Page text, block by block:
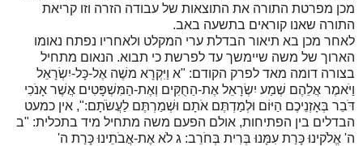
מכן מפרטת התורה את התוצאות של עבודה הזרה וזו קריאת
התורה שאנו קוראים בתשעה באב.
לאחר מכן בא תיאור הבדלת ערי המקלט ולאחריו נפתח נאומו
הארוך של משה שיימשך עד לפרשת כי תבוא. הנאום מתחיל
בצורה דומה מאד לפרק הקודם: "א וַיִּקְרָא משֶׁה אֶל-כָּל-יִשְׂרָאֵל
וַיֹּאמֶר אֲלֵהֶם שְׁמַע יִשְׂרָאֵל אֶת-הַחֻקִּים וְאֶת-הַמִּשְׁפָּטִים אֲשֶׁר אָנֹכִי
דֹּבֵר בְּאָזְנֵיכֶם הַיּוֹם וּלְמַדְתֶּם אֹתָם וּשְׁמַרְתֶּם לַעֲשֹׂתָם:", אין כמעט
הבדלים בין הפתיחות, אולם הפעם משה מתחיל מיד בתכלית: "ב
ה' אֱלֹקינוּ כָּרַת עִמָּנוּ בְּרִית בְּחֹרֵב: ג לֹא אֶת-אֲבֹתֵינוּ כָּרַת ה'